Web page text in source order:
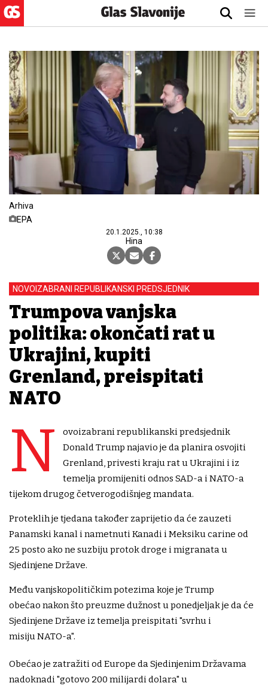
Arhiva
EPA
20.1.2025., 10:38
Hina
NOVOIZABRANI REPUBLIKANSKI PREDSJEDNIK
Trumpova vanjska
politika: okončati rat u
Ukrajini, kupiti
Grenland, preispitati
NATO
N
ovoizabrani republikanski predsjednik
Donald Trump najavio je da planira osvojiti
Grenland, privesti kraju rat u Ukrajini i iz
temelja promijeniti odnos SAD-a i NATO-a
tijekom drugog četverogodišnjeg mandata.
Proteklih je tjedana također zaprijetio da će zauzeti
Panamski kanal i nametnuti Kanadi i Meksiku carine od
25 posto ako ne suzbiju protok droge i migranata u
Sjedinjene Države.
Među vanjskopolitičkim potezima koje je Trump
obećao nakon što preuzme dužnost u ponedjeljak je da će
Sjedinjene Države iz temelja preispitati "svrhu i
misiju NATO-a".
Obećao je zatražiti od Europe da Sjedinjenim Državama
nadoknadi "gotovo 200 milijardi dolara" u